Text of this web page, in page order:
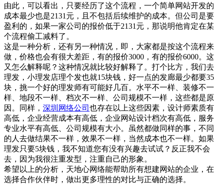
由此，可以看出，只要经历了这个流程，一个简单网站开发的
成本最少也是2131元，且不包括后续维护的成本。但公司是要
盈利的，如果一家公司的报价低于2131元，那说明他肯定在某
个流程偷工减料了。
这是一种分析，还有另一种情况，即，大家都是按这个流程来
做，价格也会有很大差距，有的报价3000，有的报价6000。这
又怎么解释呢？这种情况就比较好解释了。打个比方，我们去
理发，小理发店理个发也就15块钱，好一点的发廊最少都要35
块，挑一个好的理发师有可能好几百。水平不一样、装修不一
样、地段不一样、档次不一样、公司规模不一样，这些都是原
因。同样， 深圳网络公司 也存在以上这些因素，设计师素质有
高低，企业经营成本有高低，企业网站设计档次有高低，服务
专业水平有高低、公司规模有大小。虽然都做同样的事，不同
的人去做结果不一样，效果不一样，当然成本也不一样。如果
理发只要5块钱，我不知道您有没有兴趣去试试？反正我不会
去，因为我很注重发型，注重自己的形象。
希望以上的分析，天地心网络能帮助所有想建网站的企业，在
选择合作伙伴时，做出更多理性的对比与正确的选择。